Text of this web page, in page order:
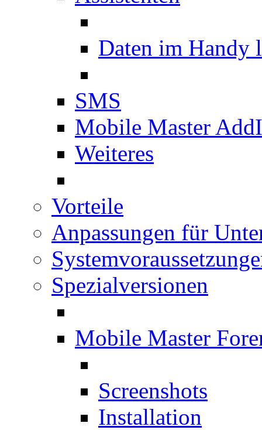
Daten im Handy
SMS
Mobile Master
Weiteres
Vorteile
Anpassungen für
Spezialversionen
Mobile Master
Screenshots
Installation